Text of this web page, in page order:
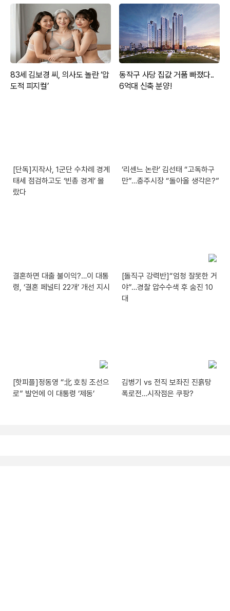
[단독]지작사, 1군단 수차례 경계
태세 점검하고도 ‘빈총 경계’ 몰
랐다
‘리센느 논란’ 김선태 “고독하구
만”…충주시장 “돌아올 생각은?”
결혼하면 대출 불이익?…이 대통
령, ‘결혼 페널티 22개’ 개선 지시
[돌직구 강력반]“엄청 잘못한 거
야”…경찰 압수수색 후 숨진 10
대
[핫피플]정동영 “北 호칭 조선으
로” 발언에 이 대통령 ‘제동’
김병기 vs 전직 보좌진 진흙탕
폭로전…시작점은 쿠팡?